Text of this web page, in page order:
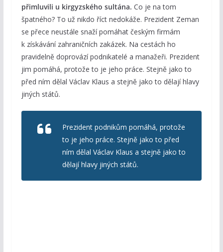
přimluvili u kirgyzského sultána. Co je na tom
špatného? To už nikdo říct nedokáže. Prezident Zeman
se přece neustále snaží pomáhat českým firmám
k získávání zahraničních zakázek. Na cestách ho
pravidelně doprovází podnikatelé a manažeři. Prezident
jim pomáhá, protože to je jeho práce. Stejně jako to
před ním dělal Václav Klaus a stejně jako to dělají hlavy
jiných států.
Prezident podnikům pomáhá, protože
to je jeho práce. Stejně jako to před
ním dělal Václav Klaus a stejně jako to
dělají hlavy jiných států.